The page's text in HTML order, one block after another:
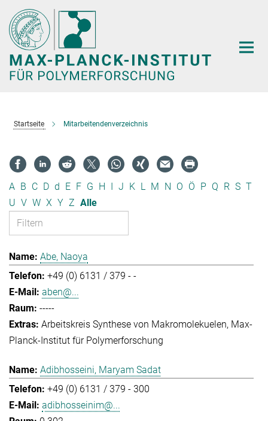
Hauptinhalt
Startseite Mitarbeitendenverzeichnis
A B C D d E F G H I J K L M N O Ö P Q R S T
U V W X Y Z Alle
Abe, Naoya
+49 (0) 6131 / 379 - -
aben@...
-----
Arbeitskreis Synthese von Makromolekuelen Max-
Planck-Institut für Polymerforschung
Adibhosseini, Maryam Sadat
+49 (0) 6131 / 379 - 300
adibhosseinim@...